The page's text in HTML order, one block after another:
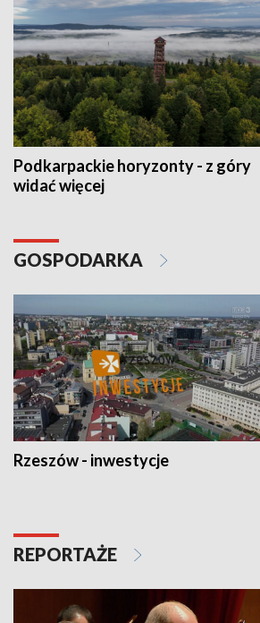
Podkarpackie horyzonty - z góry
widać więcej
GOSPODARKA
Rzeszów - inwestycje
REPORTAŻE